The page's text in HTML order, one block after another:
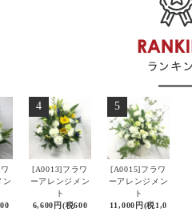
ン
4
[A0013]フラワ
ーアレンジメン
ト
6,600円(税600
5
[A0015]フラワ
ーアレンジメン
ト
11,000円(税1,0